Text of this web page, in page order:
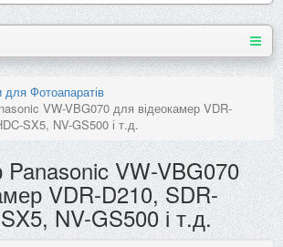
Фотоапаратів
VW-VBG070 для відеокамер VDR-
SX5, NV-GS500 і т.д.
Panasonic VW-VBG070
VDR-D210, SDR-
NV-GS500 і т.д.